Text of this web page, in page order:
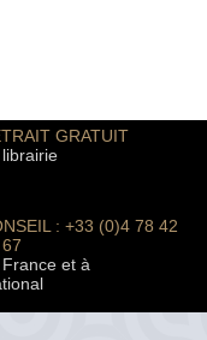
GRATUIT
: +33 (0)4 78 42
et à